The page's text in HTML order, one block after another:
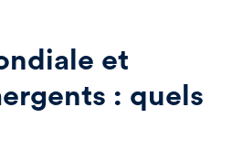
et
: quels